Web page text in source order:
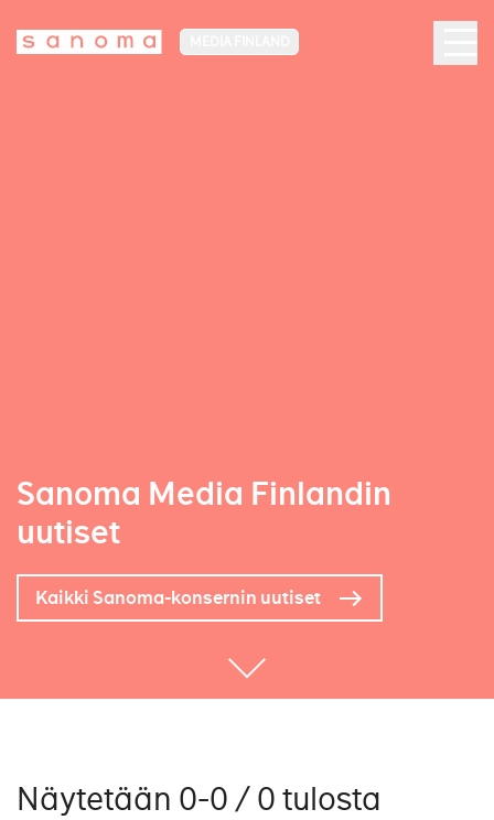
Sanoma Media Finlandin
uutiset
Kaikki Sanoma-konsernin uutiset
Näytetään 0-0 / 0 tulosta